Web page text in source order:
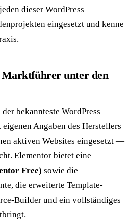
dieser WordPress
eingesetzt und kenne
unter den
bekannteste WordPress
Angaben des Herstellers
aktiven Websites eingesetzt —
Elementor bietet eine
Free) sowie die
die erweiterte Template-
Builder und ein vollständiges